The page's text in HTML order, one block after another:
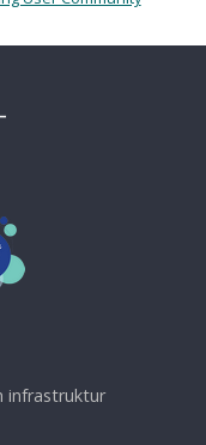
infrastruktur